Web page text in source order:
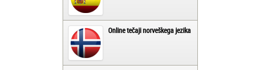
Online tečaji norveškega jezika